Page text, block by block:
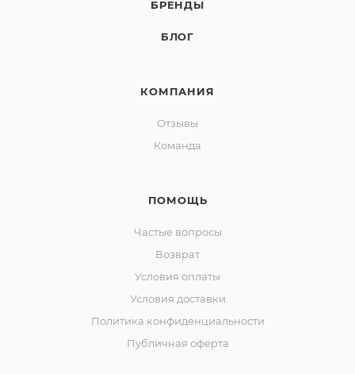
БРЕНДЫ
БЛОГ
КОМПАНИЯ
Отзывы
Команда
ПОМОЩЬ
Частые вопросы
Возврат
Условия оплаты
Условия доставки
Политика конфиденциальности
Публичная оферта